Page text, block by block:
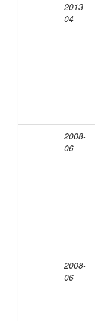
2013-
04
2008-
06
2008-
06